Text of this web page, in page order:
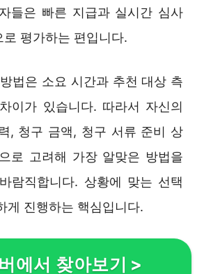
들은 빠른 지급과 실시간 심사
평가하는 편입니다.
법은 소요 시간과 추천 대상 측
이가 있습니다. 따라서 자신의
, 청구 금액, 청구 서류 준비 상
로 고려해 가장 알맞은 방법을
람직합니다. 상황에 맞는 선택
게 진행하는 핵심입니다.
에서 찾아보기 >